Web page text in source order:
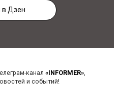
в Дзен
канал «INFORMER»,
и событий!